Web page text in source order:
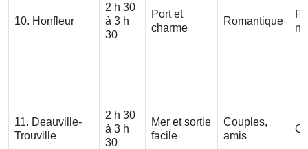
10. Honfleur
2 h 30
à 3 h
30
Port et
charme
Romantique
11. Deauville-
Trouville
2 h 30
à 3 h
30
Mer et sortie
facile
Couples,
amis